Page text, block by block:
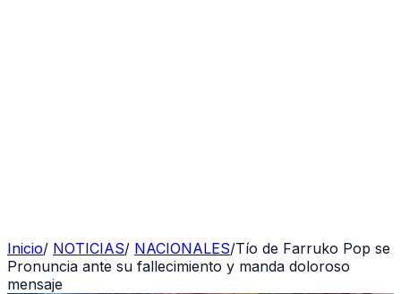
Inicio/ NOTICIAS/ NACIONALES/Tío de Farruko Pop se
Pronuncia ante su fallecimiento y manda doloroso
mensaje